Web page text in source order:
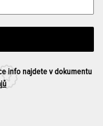
info najdete v dokumentu